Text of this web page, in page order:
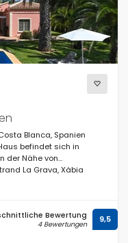
Blanca, Spanien
befindet sich in
der Nähe von
La Grava, Xàbia
Bewertung
4 Bewertungen 9,5